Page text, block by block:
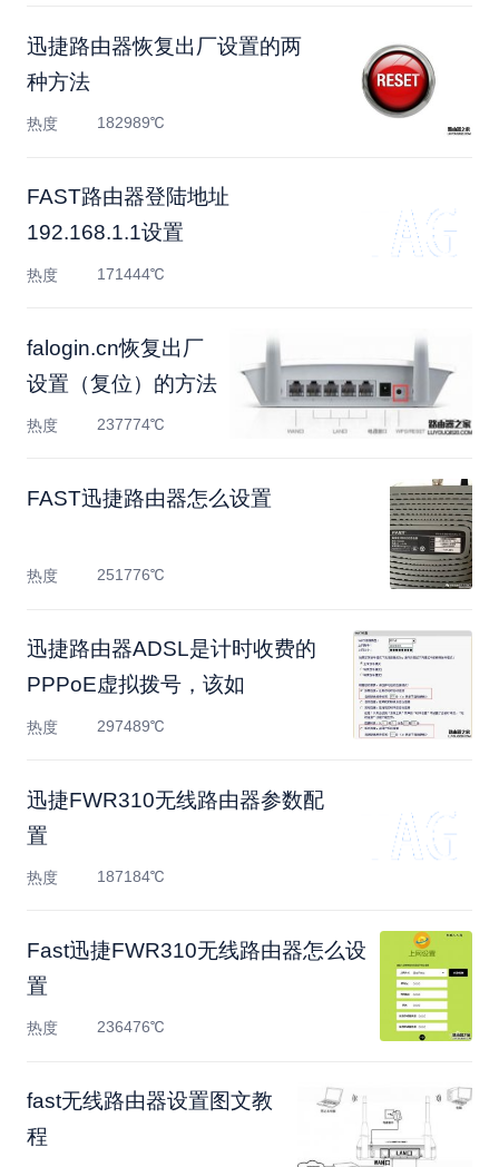
迅捷路由器恢复出厂设置的两
种方法
热度 182989℃
FAST路由器登陆地址
192.168.1.1设置
热度 171444℃
falogin.cn恢复出厂
设置（复位）的方法
热度 237774℃
FAST迅捷路由器怎么设置
热度 251776℃
迅捷路由器ADSL是计时收费的
PPPoE虚拟拨号，该如
热度 297489℃
迅捷FWR310无线路由器参数配
置
热度 187184℃
Fast迅捷FWR310无线路由器怎么设
置
热度 236476℃
fast无线路由器设置图文教
程